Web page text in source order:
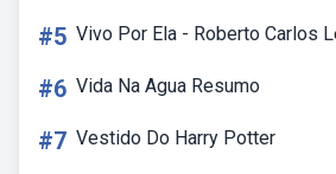
#5 Vivo Por Ela - Roberto Carlos
#6 Vida Na Agua Resumo
#7 Vestido Do Harry Potter